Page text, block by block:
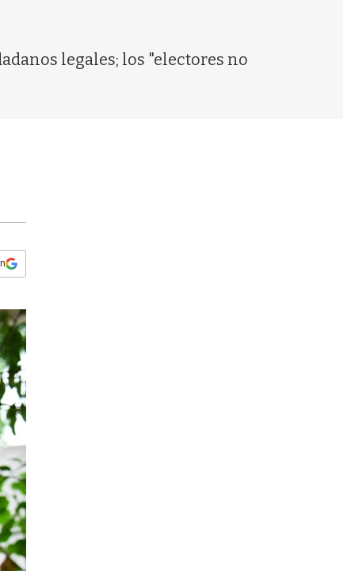
legales; los "electores no